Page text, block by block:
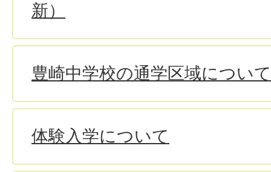
新）
豊崎中学校の通学区域について
体験入学について